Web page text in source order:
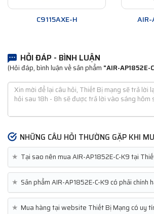
C9115AXE-H
HỎI ĐÁP - BÌNH LUẬN
(Hỏi đáp, bình luận về sản phẩm "AIR-AP1852E-
NHỮNG CÂU HỎI THƯỜNG GẶP KHI
★ Tại sao nên mua AIR-AP1852E-C-K9 tại
★ Sản phẩm AIR-AP1852E-C-K9 có phải chính
★ Mua hàng tại website Thiết Bị Mạng có uy